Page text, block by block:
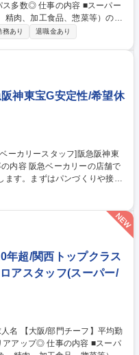
容 ■スーパー
精肉、加工食品、惣菜等）の責
は適性を考慮の上、様々な部署
利益予算達成のために、・販
々の売場マネジメント ・数値
バーのシフト管理、労務管理
職種 【阪神エ
ェア/キャリアパス多数◎
務あり 退職金あり
神東宝G安定性/希望休
ます。まずはパンづくりや接客
ジメント業務などの店舗運営に
業務/売り場づくり/製造計画/発
内で成型・焼成・仕上げを行
の腕の見せどころです！～
うになれば、最短で半年で店長
年超/関西トップクラス
アスタッフ(スーパー/
の内容 ■スーパ